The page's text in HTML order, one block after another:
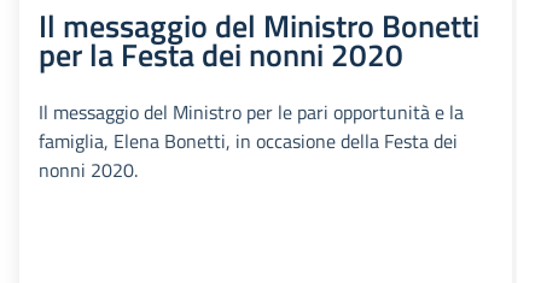
Il messaggio del Ministro Bonetti
per la Festa dei nonni 2020
Il messaggio del Ministro per le pari opportunità e la
famiglia, Elena Bonetti, in occasione della Festa dei
nonni 2020.